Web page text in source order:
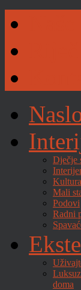
Dječje
Mali
Podovi
Radni
doma